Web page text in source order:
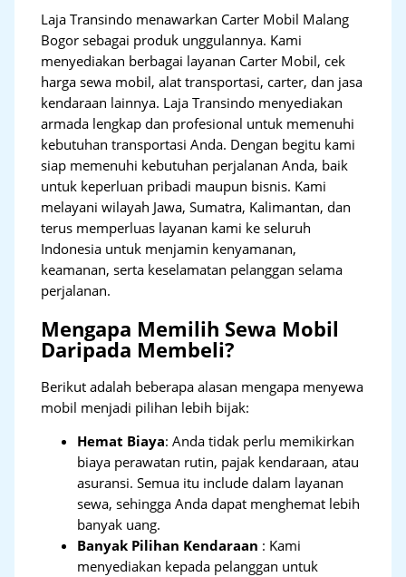
Laja Transindo menawarkan Carter Mobil Malang
Bogor sebagai produk unggulannya. Kami
menyediakan berbagai layanan Carter Mobil, cek
harga sewa mobil, alat transportasi, carter, dan jasa
kendaraan lainnya. Laja Transindo menyediakan
armada lengkap dan profesional untuk memenuhi
kebutuhan transportasi Anda. Dengan begitu kami
siap memenuhi kebutuhan perjalanan Anda, baik
untuk keperluan pribadi maupun bisnis. Kami
melayani wilayah Jawa, Sumatra, Kalimantan, dan
terus memperluas layanan kami ke seluruh
Indonesia untuk menjamin kenyamanan,
keamanan, serta keselamatan pelanggan selama
perjalanan.
Mengapa Memilih Sewa Mobil
Daripada Membeli?
Berikut adalah beberapa alasan mengapa menyewa
mobil menjadi pilihan lebih bijak:
Hemat Biaya: Anda tidak perlu memikirkan
biaya perawatan rutin, pajak kendaraan, atau
asuransi. Semua itu include dalam layanan
sewa, sehingga Anda dapat menghemat lebih
banyak uang.
Banyak Pilihan Kendaraan : Kami
menyediakan kepada pelanggan untuk